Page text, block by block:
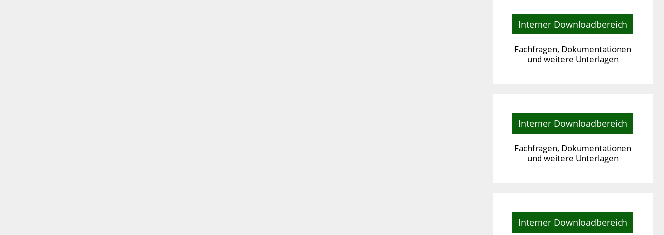
Interner Downloadbereich
Fachfragen, Dokumentationen
und weitere Unterlagen
Interner Downloadbereich
Fachfragen, Dokumentationen
und weitere Unterlagen
Interner Downloadbereich